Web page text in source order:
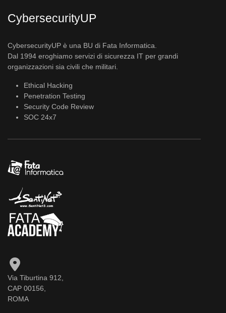
CybersecurityUP
CybersecurityUP è una BU di Fata Informatica.
Dal 1994 eroghiamo servizi di sicurezza IT per grandi
organizzazioni sia civili che militari.
Ethical Hacking
Penetration Testing
Security Code Review
SOC 24x7
Via Tiburtina 912,
CAP 00156,
ROMA